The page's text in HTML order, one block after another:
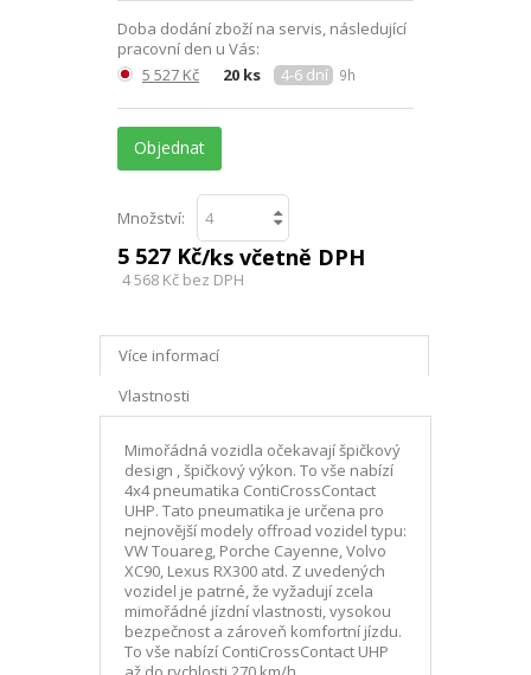
Doba dodání zboží na servis, následující
pracovní den u Vás:
5 527 Kč
20 ks 4-6 dní 9h
Objednat
Množství:
5 527 Kč/ks včetně DPH
4 568 Kč bez DPH
Více informací
Vlastnosti
Mimořádná vozidla očekavají špičkový
design , špičkový výkon. To vše nabízí
4x4 pneumatika ContiCrossContact
UHP. Tato pneumatika je určena pro
nejnovější modely offroad vozidel typu:
VW Touareg, Porche Cayenne, Volvo
XC90, Lexus RX300 atd. Z uvedených
vozidel je patrné, že vyžadují zcela
mimořádné jízdní vlastnosti, vysokou
bezpečnost a zároveň komfortní jízdu.
To vše nabízí ContiCrossContact UHP